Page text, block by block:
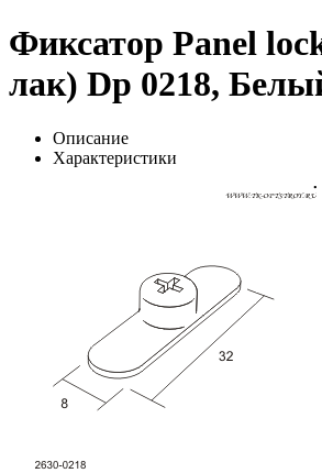
Фиксатор Panel
лак) Dp 0218,
Описание
Характеристики